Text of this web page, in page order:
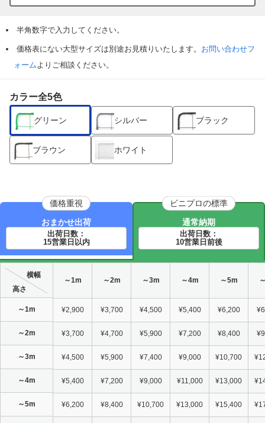
半角数字で入力してください。
価格表にない大型サイズは別途お見積りいたします。 お問い合わせフ
ォームよりご相談ください。
カラー全5色
グリーン シルバー ブラック
ブラウン ホワイト
価格重視
おまかせ出荷
出荷日数：
15営業日以内
ビニプロの標準
通常納期
出荷日数：
10営業日前後
横幅
高さ
～1m ～2m ～3m ～4m ～5m
～1m ¥2,900 ¥3,700 ¥4,500 ¥5,400 ¥6,200
～2m ¥3,700 ¥4,700 ¥5,900 ¥7,200 ¥8,400
～3m ¥4,500 ¥5,900 ¥7,400 ¥9,000 ¥10,700
～4m ¥5,400 ¥7,200 ¥9,000 ¥11,000 ¥13,000
～5m ¥6,200 ¥8,400 ¥10,700 ¥13,000 ¥15,400